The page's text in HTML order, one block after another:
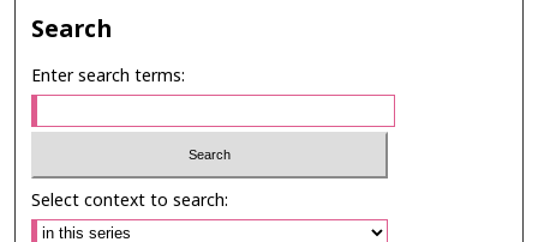
Search
Enter search terms:
Select context to search: